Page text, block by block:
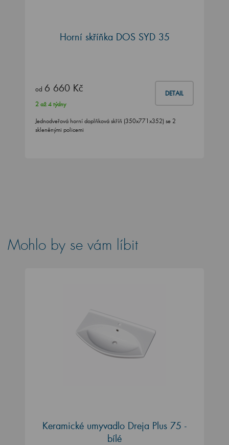
Horní skříňka DOS SYD 35
od 6 660 Kč DETAIL
2 až 4 týdny
Jednodveřová horní doplňková skříň (350x771x352) se 2
skleněnými policemi
Mohlo by se vám líbit
Keramické umyvadlo Dreja Plus 75 -
bílé